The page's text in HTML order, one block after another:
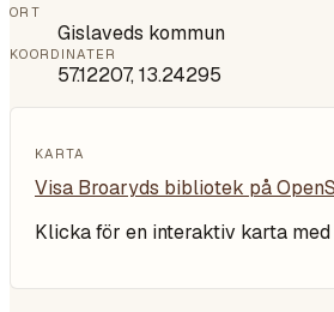
ORT
Gislaveds kommun
KOORDINATER
57.12207,13.24295
KARTA
Visa Broaryds bibliotek på
Klicka för en interaktiv karta